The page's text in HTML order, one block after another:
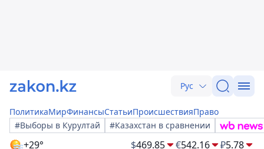
Рус
ПолитикаМирФинансыСтатьиПроисшествияПраво
#Выборы в Курултай
#Казахстан в сравнении
+29° $469.85 €542.16 ₽5.78